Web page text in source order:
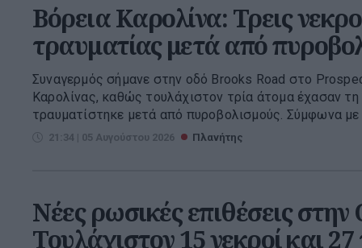
Βόρεια Καρολίνα: Τρεις
τραυματίας μετά από
Συναγερμός σήμανε στην οδό Brooks Road στο
Καρολίνας, καθώς τουλάχιστον τρία άτομα έχασαν
τραυματίστηκε μετά από πυροβολισμούς. Σύμφωνα με
21:34 | 05 Αυγούστου 2026 Πλανήτης
Νέες ρωσικές επιθέσεις
Τουλάχιστον 15 νεκροί και